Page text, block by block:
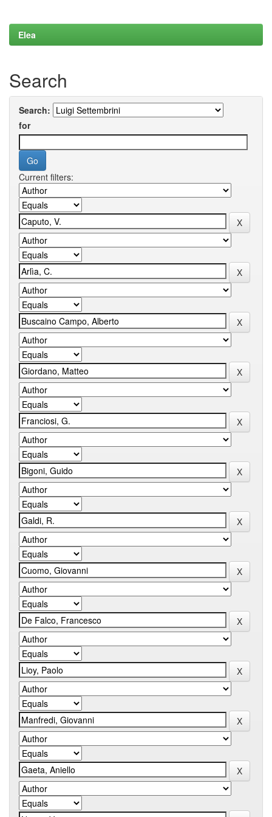
Elea
Search
Search:
for
Current filters: